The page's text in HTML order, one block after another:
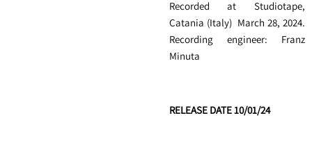
Recorded at Studiotape,
Catania (Italy) March 28, 2024.
Recording engineer: Franz
Minuta
RELEASE DATE 10/01/24